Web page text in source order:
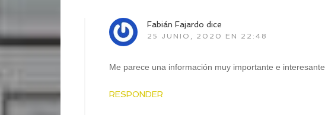
Fabián Fajardo dice
25 JUNIO, 2020 EN 22:48
Me parece una información muy importante e interesante
RESPONDER